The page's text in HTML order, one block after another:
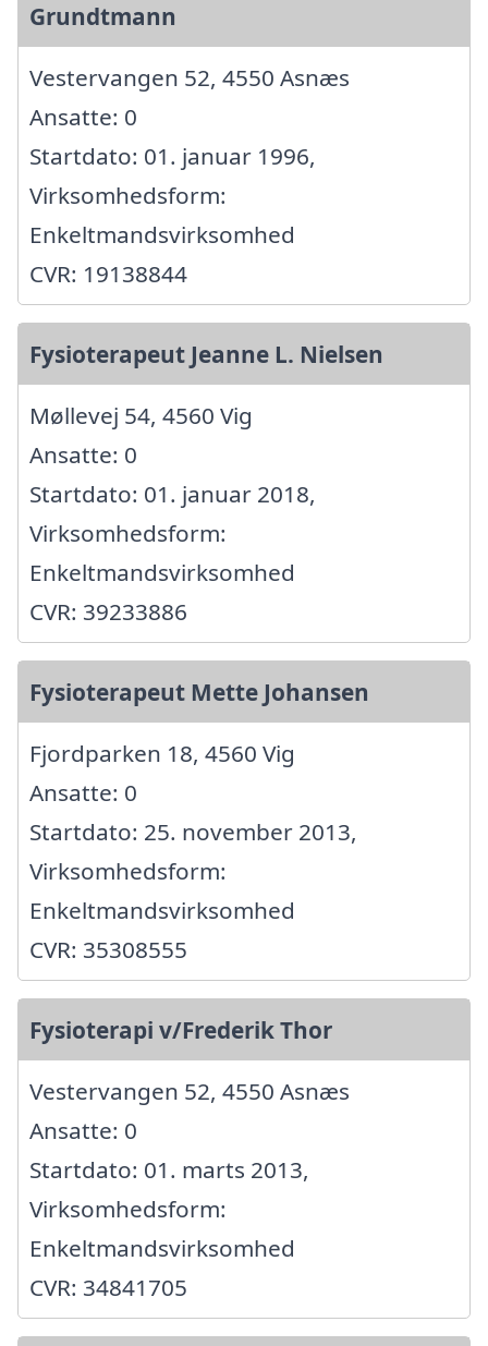
Grundtmann
Vestervangen 52, 4550 Asnæs
Ansatte: 0
Startdato: 01. januar 1996,
Virksomhedsform:
Enkeltmandsvirksomhed
CVR: 19138844
Fysioterapeut Jeanne L. Nielsen
Møllevej 54, 4560 Vig
Ansatte: 0
Startdato: 01. januar 2018,
Virksomhedsform:
Enkeltmandsvirksomhed
CVR: 39233886
Fysioterapeut Mette Johansen
Fjordparken 18, 4560 Vig
Ansatte: 0
Startdato: 25. november 2013,
Virksomhedsform:
Enkeltmandsvirksomhed
CVR: 35308555
Fysioterapi v/Frederik Thor
Vestervangen 52, 4550 Asnæs
Ansatte: 0
Startdato: 01. marts 2013,
Virksomhedsform:
Enkeltmandsvirksomhed
CVR: 34841705